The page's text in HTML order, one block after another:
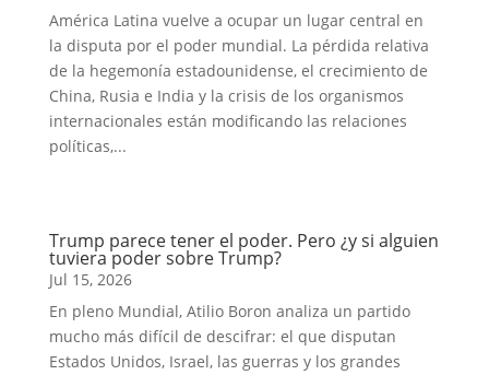
América Latina vuelve a ocupar un lugar central en
la disputa por el poder mundial. La pérdida relativa
de la hegemonía estadounidense, el crecimiento de
China, Rusia e India y la crisis de los organismos
internacionales están modificando las relaciones
políticas,...
Trump parece tener el poder. Pero ¿y si alguien
tuviera poder sobre Trump?
Jul 15, 2026
En pleno Mundial, Atilio Boron analiza un partido
mucho más difícil de descifrar: el que disputan
Estados Unidos, Israel, las guerras y los grandes